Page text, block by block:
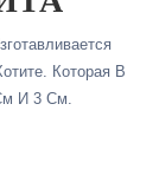
Которая В
И 3 См.